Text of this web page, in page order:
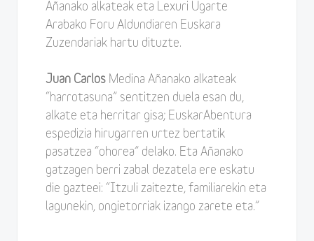
Añanako alkateak eta Lexuri Ugarte
Arabako Foru Aldundiaren Euskara
Zuzendariak hartu dituzte.
Juan Carlos Medina Añanako alkateak
“harrotasuna” sentitzen duela esan du,
alkate eta herritar gisa; EuskarAbentura
espedizia hirugarren urtez bertatik
pasatzea “ohorea” delako. Eta Añanako
gatzagen berri zabal dezatela ere eskatu
die gazteei: “Itzuli zaitezte, familiarekin eta
lagunekin, ongietorriak izango zarete eta.”